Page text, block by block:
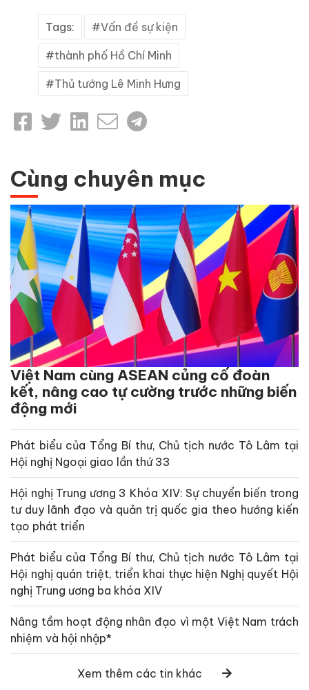
Tags: Vấn đề sự kiện
thành phố Hồ Chí Minh
Thủ tướng Lê Minh Hưng
Cùng chuyên mục
Việt Nam cùng ASEAN củng cố đoàn
kết, nâng cao tự cường trước những biến
động mới
Phát biểu của Tổng Bí thư, Chủ tịch nước Tô Lâm tại
Hội nghị Ngoại giao lần thứ 33
Hội nghị Trung ương 3 Khóa XIV: Sự chuyển biến trong
tư duy lãnh đạo và quản trị quốc gia theo hướng kiến
tạo phát triển
Phát biểu của Tổng Bí thư, Chủ tịch nước Tô Lâm tại
Hội nghị quán triệt, triển khai thực hiện Nghị quyết Hội
nghị Trung ương ba khóa XIV
Nâng tầm hoạt động nhân đạo vì một Việt Nam trách
nhiệm và hội nhập*
Xem thêm các tin khác